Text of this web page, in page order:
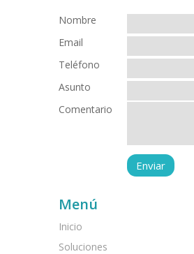
Nombre
Email
Teléfono
Asunto
Comentario
Menú
Inicio
Soluciones